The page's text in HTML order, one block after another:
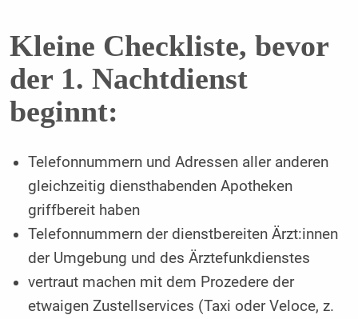
Kleine Checkliste, bevor
der 1. Nachtdienst
beginnt:
Telefonnummern und Adressen aller anderen
gleichzeitig diensthabenden Apotheken
griffbereit haben
Telefonnummern der dienstbereiten Ärzt:innen
der Umgebung und des Ärztefunkdienstes
vertraut machen mit dem Prozedere der
etwaigen Zustellservices (Taxi oder Veloce, z.